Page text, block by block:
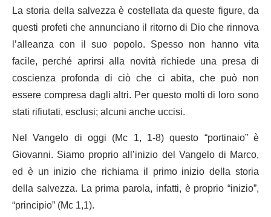
La storia della salvezza è costellata da queste figure, da
questi profeti che annunciano il ritorno di Dio che rinnova
l’alleanza con il suo popolo. Spesso non hanno vita
facile, perché aprirsi alla novità richiede una presa di
coscienza profonda di ciò che ci abita, che può non
essere compresa dagli altri. Per questo molti di loro sono
stati rifiutati, esclusi; alcuni anche uccisi.
Nel Vangelo di oggi (Mc 1, 1-8) questo “portinaio” è
Giovanni. Siamo proprio all’inizio del Vangelo di Marco,
ed è un inizio che richiama il primo inizio della storia
della salvezza. La prima parola, infatti, è proprio “inizio”,
“principio” (Mc 1,1).